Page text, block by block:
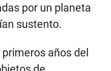
por un planeta
sustento.
años del